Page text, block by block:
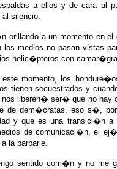
a ellos y de cara al
silencio.
orillando a un momento en
los medios no pasan vistas
helic�pteros con
momento, los
tienen secuestrados y
liberen� ser� que no hay
de dem�cratas, eso s�,
y que es una transici�n
de comunicaci�n, el
la barbarie.
sentido com�n y no me